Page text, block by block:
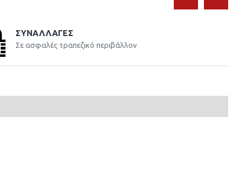
ΣΥΝΑΛΛΑΓΈΣ
Σε ασφαλές τραπεζικό περιβάλλον